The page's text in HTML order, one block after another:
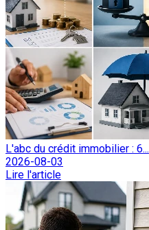
L'abc du crédit immobilier : 6...
2026-08-03
Lire l'article